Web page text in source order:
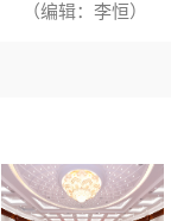
（编辑：李恒）